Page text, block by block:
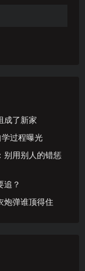
成了新家
过程曝光
别用别人的错惩
追？
炮弹谁顶得住